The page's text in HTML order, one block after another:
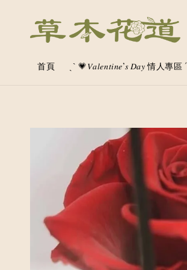
首頁 ˏˋ 💗𝑉𝑎𝑙𝑒𝑛𝑡𝑖𝑛𝑒’𝑠 𝐷𝑎𝑦 情人專區 ´ˎ